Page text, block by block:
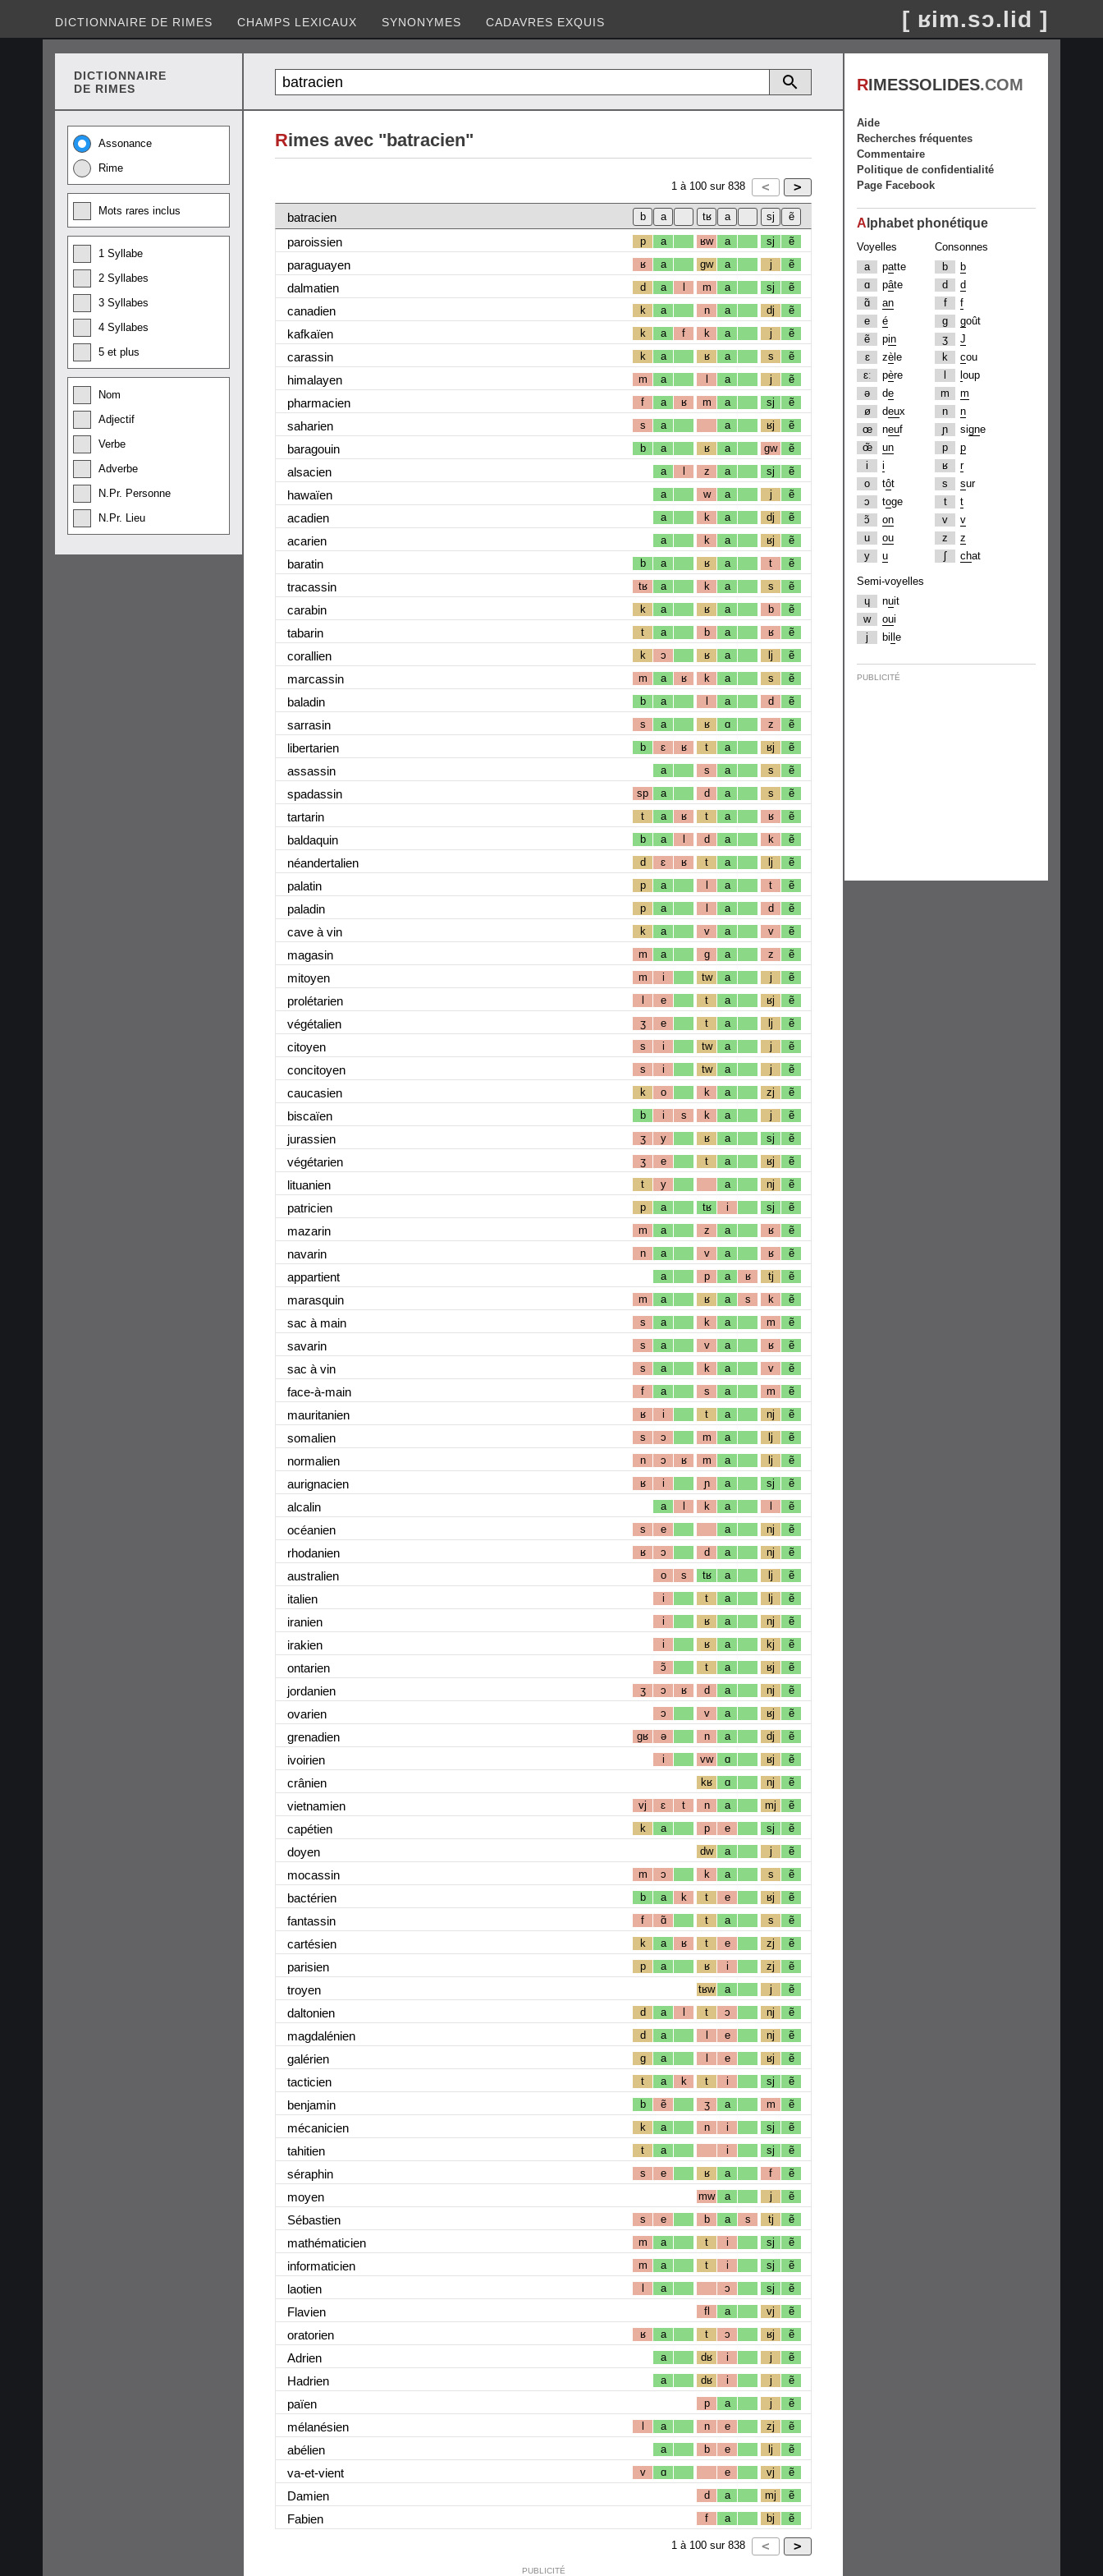
DICTIONNAIRE DE RIMES CHAMPS LEXICAUX SYNONYMES CADAVRES EXQUIS [ ʁim.sɔ.lid ]
DICTIONNAIRE
DE RIMES
Assonance
Rime
Mots rares inclus
1 Syllabe
2 Syllabes
3 Syllabes
4 Syllabes
5 et plus
Nom
Adjectif
Verbe
Adverbe
N.Pr. Personne
N.Pr. Lieu
Rimes avec "batracien"
1 à 100 sur 838
batracien
paroissien
p a ʁw a sj ẽ
paraguayen ʁ a gw a j ẽ
dalmatien d a l m a sj ẽ
canadien k a n a dj ẽ
kafkaïen k a f k a j ẽ
carassin k a ʁ a s ẽ
himalayen m a l a j ẽ
pharmacien f a ʁ m a sj ẽ
saharien s a a ʁj ẽ
baragouin b a ʁ a gw ẽ
alsacien a l z a sj ẽ
hawaïen a w a j ẽ
acadien a k a dj ẽ
acarien a k a ʁj ẽ
baratin b a ʁ a t ẽ
tracassin tʁ a k a s ẽ
carabin k a ʁ a b ẽ
tabarin t a b a ʁ ẽ
corallien k ɔ ʁ a lj ẽ
marcassin m a ʁ k a s ẽ
baladin b a l a d ẽ
sarrasin s a ʁ ɑ z ẽ
libertarien b ɛ ʁ t a ʁj ẽ
assassin a s a s ẽ
spadassin sp a d a s ẽ
tartarin t a ʁ t a ʁ ẽ
baldaquin b a l d a k ẽ
néandertalien d ɛ ʁ t a lj ẽ
palatin p a l a t ẽ
paladin p a l a d ẽ
cave à vin k a v a v ẽ
magasin m a g a z ẽ
mitoyen m i tw a j ẽ
prolétarien l e t a ʁj ẽ
végétalien ʒ e t a lj ẽ
citoyen s i tw a j ẽ
concitoyen s i tw a j ẽ
caucasien k o k a zj ẽ
biscaïen b i s k a j ẽ
jurassien ʒ y ʁ a sj ẽ
végétarien ʒ e t a ʁj ẽ
lituanien t y a nj ẽ
patricien p a tʁ i sj ẽ
mazarin m a z a ʁ ẽ
navarin n a v a ʁ ẽ
appartient a p a ʁ tj ẽ
marasquin m a ʁ a s k ẽ
sac à main s a k a m ẽ
savarin s a v a ʁ ẽ
sac à vin s a k a v ẽ
face-à-main f a s a m ẽ
mauritanien ʁ i t a nj ẽ
somalien s ɔ m a lj ẽ
normalien n ɔ ʁ m a lj ẽ
aurignacien ʁ i ɲ a sj ẽ
alcalin a l k a l ẽ
océanien s e a nj ẽ
rhodanien ʁ ɔ d a nj ẽ
australien o s tʁ a lj ẽ
italien i t a lj ẽ
iranien i ʁ a nj ẽ
irakien i ʁ a kj ẽ
ontarien ɔ̃ t a ʁj ẽ
jordanien ʒ ɔ ʁ d a nj ẽ
ovarien ɔ v a ʁj ẽ
grenadien gʁ ə n a dj ẽ
ivoirien i vw ɑ ʁj ẽ
crânien kʁ ɑ nj ẽ
vietnamien vj ɛ t n a mj ẽ
capétien k a p e sj ẽ
doyen dw a j ẽ
mocassin m ɔ k a s ẽ
bactérien b a k t e ʁj ẽ
fantassin f ɑ̃ t a s ẽ
cartésien k a ʁ t e zj ẽ
parisien p a ʁ i zj ẽ
troyen tʁw a j ẽ
daltonien d a l t ɔ nj ẽ
magdalénien d a l e nj ẽ
galérien g a l e ʁj ẽ
tacticien t a k t i sj ẽ
benjamin b ẽ ʒ a m ẽ
mécanicien k a n i sj ẽ
tahitien t a i sj ẽ
séraphin s e ʁ a f ẽ
moyen mw a j ẽ
Sébastien s e b a s tj ẽ
mathématicien m a t i sj ẽ
informaticien m a t i sj ẽ
laotien l a ɔ sj ẽ
Flavien fl a vj ẽ
oratorien ʁ a t ɔ ʁj ẽ
Adrien a dʁ i j ẽ
Hadrien a dʁ i j ẽ
païen p a j ẽ
mélanésien l a n e zj ẽ
abélien a b e lj ẽ
va-et-vient v ɑ e vj ẽ
Damien d a mj ẽ
Fabien f a bj ẽ
1 à 100 sur 838
PUBLICITÉ
RIMESSOLIDES.COM
Aide
Recherches fréquentes
Commentaire
Politique de confidentialité
Page Facebook
A lphabet phonétique
Voyelles
a
patte
ɑ
pâte
ɑ̃
an
e
é
ẽ
pin
ɛ
zè le
ɛː
père
ə
de
ø
deux
œ
neuf
œ̃
un
i
i
o
tôt
ɔ
toge
ɔ̃
on
u
ou
y
u
Consonnes
b
b
d
d
f
f
g
goût
ʒ
J
k
cou
oup
m
m
n
n
ɲ
signe
p
p
ʁ
r
s
sur
t
t
v
v
z
z
ʃ
chat
Semi-voyelles
ɥ
nuit
w
oui
j
bi e
PUBLICITÉ